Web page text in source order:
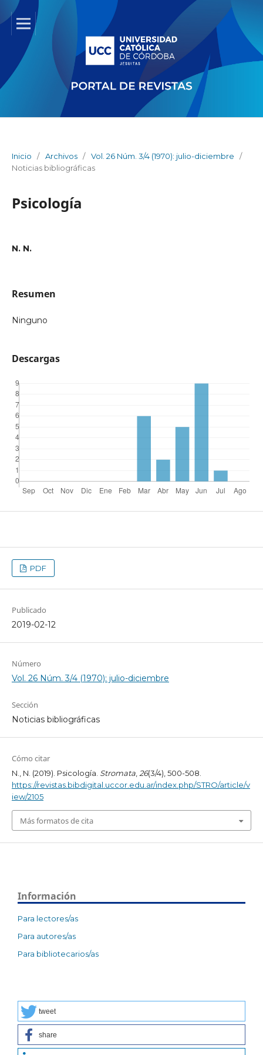
Inicio / Archivos / Vol. 26 Núm. 3/4 (1970): julio-diciembre
/
Noticias bibliográficas
Psicología
N. N.
Resumen
Ninguno
Descargas
PDF
Publicado
2019-02-12
Número
Vol. 26 Núm. 3/4 (1970): julio-diciembre
Sección
Noticias bibliográficas
Cómo citar
N., N. (2019). Psicología. Stromata,26(3/4), 500-508.
https://revistas.bibdigital.uccor.edu.ar/index.php/STRO/article/v
iew/2105
Más formatos de cita
Información
Para lectores/as
Para autores/as
Para bibliotecarios/as
tweet
share